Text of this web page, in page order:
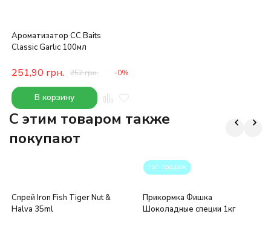
Ароматизатор CC Baits
Classic Garlic 100мл
251,90 грн. 252грн. -0%
В корзину
C этим товаром также
покупают
Спрей Iron Fish Tiger Nut &
Halva 35ml
топ продаж
Прикормка Фишка
Шоколадные специи 1кг